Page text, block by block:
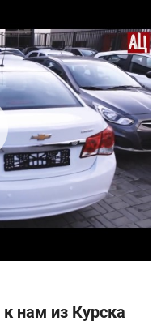
нам из Курска